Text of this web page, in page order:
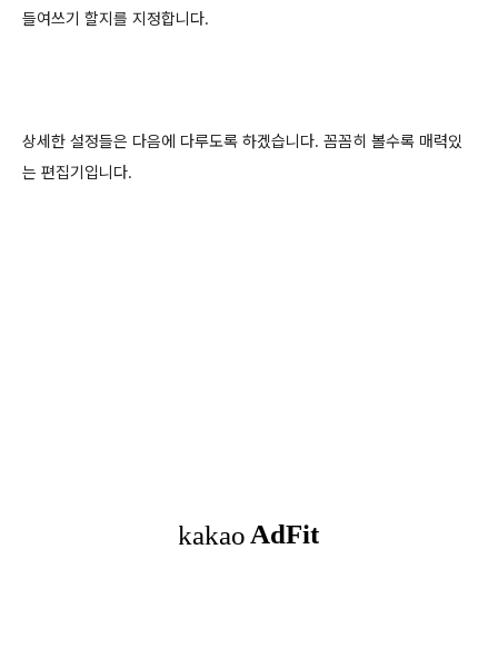
들여쓰기 할지를 지정합니다.
상세한 설정들은 다음에 다루도록 하겠습니다. 꼼꼼히 볼수록 매력있
는 편집기입니다.